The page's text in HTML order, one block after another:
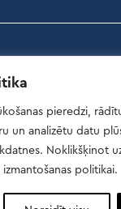
pieredzi,
un analizētu datu
Noklikšķinot
politikai.